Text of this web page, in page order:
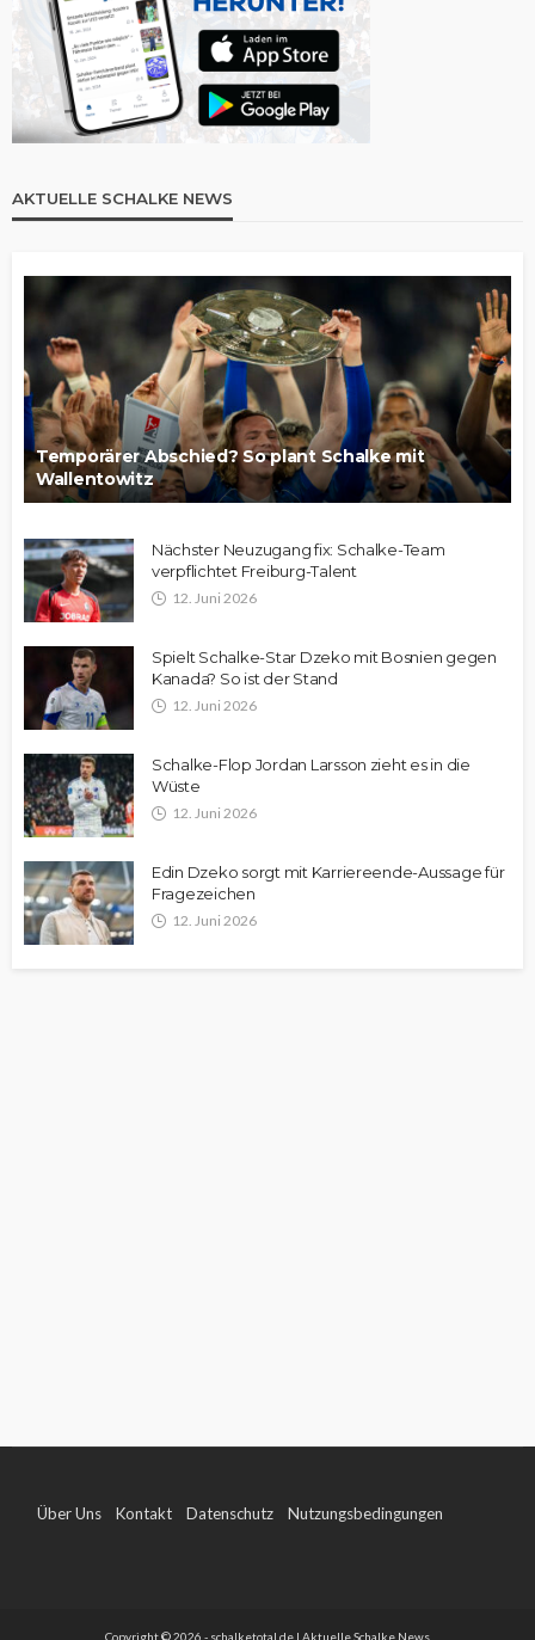
AKTUELLE SCHALKE NEWS
Temporärer Abschied? So plant Schalke mit
Wallentowitz
Nächster Neuzugang fix: Schalke-Team
verpflichtet Freiburg-Talent
12. Juni 2026
Spielt Schalke-Star Dzeko mit Bosnien gegen
Kanada? So ist der Stand
12. Juni 2026
Schalke-Flop Jordan Larsson zieht es in die
Wüste
12. Juni 2026
Edin Dzeko sorgt mit Karriereende-Aussage für
Fragezeichen
12. Juni 2026
Über Uns Kontakt Datenschutz Nutzungsbedingungen
Copyright © 2026 - schalketotal.de | Aktuelle Schalke News